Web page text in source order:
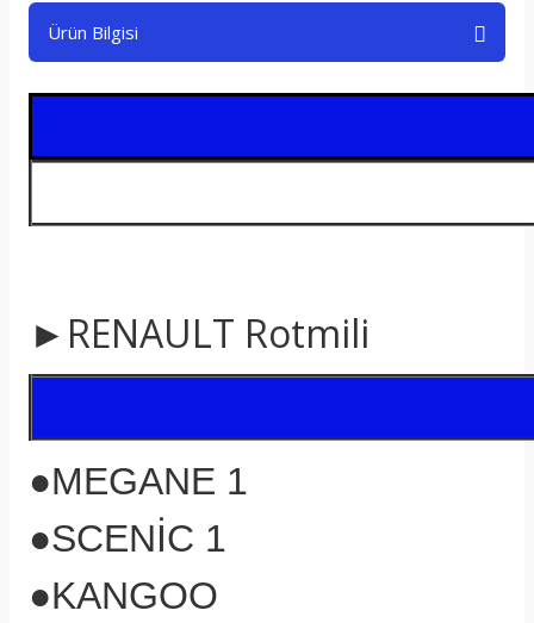
Ürün Bilgisi
►RENAULT Rotmili
●MEGANE 1
●SCENİC 1
●KANGOO